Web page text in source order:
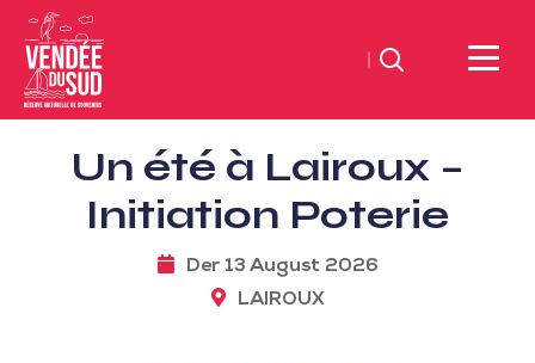
Sud
Vendée
TourismusSüd
Suchen
Un été à Lairoux –
Initiation Poterie
Der 13 August 2026
LAIROUX